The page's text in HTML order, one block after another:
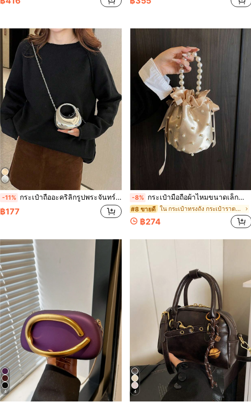
-11% กระเป๋าถืออะคริลิกรูปพระจันทร์เสี้ยว, กระเป๋าถือขนาดเล็ก, กระเป๋าสะพายข้างแฟชั่นอเนกประสงค์พร้อมโซ่, เหมาะสำหรับใส่ลิปสติก, หูฟัง และสิ่งของอื่นๆ
฿177
-8% กระเป๋ามือถือผ้าไหมขนาดเล็กสำหรับผู้หญิง มีไข่มุกฝังลายผ้าไหม กระเป๋าคลัชใหม่สำหรับงานเลี้ยง กระเป๋าถือ/สะพายไหล่รูปถัง กระเป๋าสตางค์โทรศัพท์ที่หรูหราและอเนกประสงค์
#8 ขายดี ใน กระเป๋าทรงถัง กระเป๋าราตรีผู้หญิง
฿274
4 4